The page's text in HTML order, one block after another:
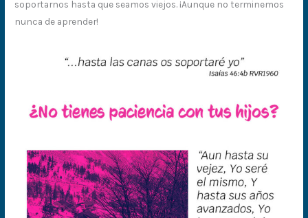
soportarnos hasta que seamos viejos. ¡Aunque no terminemos
nunca de aprender!